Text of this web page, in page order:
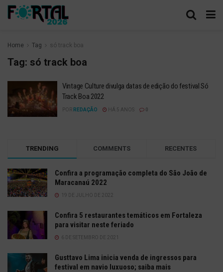
Home Tag só track boa
Tag: só track boa
Vintage Culture divulga datas de edição do festival Só
Track Boa 2022
POR REDAÇÃO HÁ 5 ANOS
TRENDING COMMENTS RECENTES
Confira a programação completa do São João de
Maracanaú 2022
19 DE JULHO DE 2022
Confira 5 restaurantes temáticos em Fortaleza
para visitar neste feriado
6 DE SETEMBRO DE 2021
Gusttavo Lima inicia venda de ingressos para
festival em navio luxuoso; saiba mais